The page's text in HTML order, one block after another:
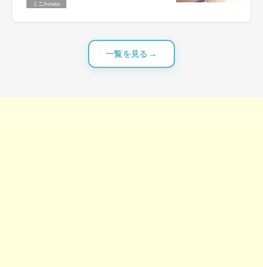
ミニhowto
一覧を見る